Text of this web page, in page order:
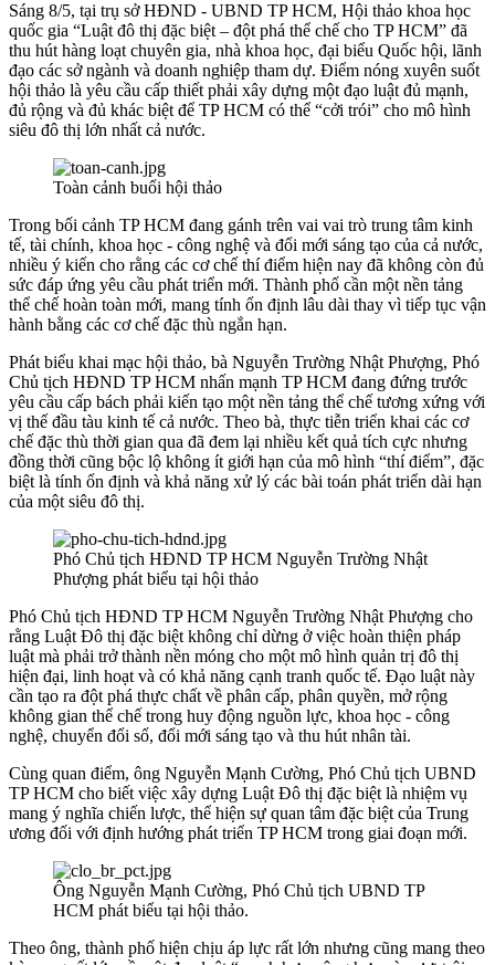
Sáng 8/5, tại trụ sở HĐND - UBND TP HCM, Hội thảo khoa học
quốc gia “Luật đô thị đặc biệt – đột phá thể chế cho TP HCM” đã
thu hút hàng loạt chuyên gia, nhà khoa học, đại biểu Quốc hội, lãnh
đạo các sở ngành và doanh nghiệp tham dự. Điểm nóng xuyên suốt
hội thảo là yêu cầu cấp thiết phải xây dựng một đạo luật đủ mạnh,
đủ rộng và đủ khác biệt để TP HCM có thể “cởi trói” cho mô hình
siêu đô thị lớn nhất cả nước.
Toàn cảnh buổi hội thảo
Trong bối cảnh TP HCM đang gánh trên vai vai trò trung tâm kinh
tế, tài chính, khoa học - công nghệ và đổi mới sáng tạo của cả nước,
nhiều ý kiến cho rằng các cơ chế thí điểm hiện nay đã không còn đủ
sức đáp ứng yêu cầu phát triển mới. Thành phố cần một nền tảng
thể chế hoàn toàn mới, mang tính ổn định lâu dài thay vì tiếp tục vận
hành bằng các cơ chế đặc thù ngắn hạn.
Phát biểu khai mạc hội thảo, bà Nguyễn Trường Nhật Phượng, Phó
Chủ tịch HĐND TP HCM nhấn mạnh TP HCM đang đứng trước
yêu cầu cấp bách phải kiến tạo một nền tảng thể chế tương xứng với
vị thế đầu tàu kinh tế cả nước. Theo bà, thực tiễn triển khai các cơ
chế đặc thù thời gian qua đã đem lại nhiều kết quả tích cực nhưng
đồng thời cũng bộc lộ không ít giới hạn của mô hình “thí điểm”, đặc
biệt là tính ổn định và khả năng xử lý các bài toán phát triển dài hạn
của một siêu đô thị.
Phó Chủ tịch HĐND TP HCM Nguyễn Trường Nhật
Phượng phát biểu tại hội thảo
Phó Chủ tịch HĐND TP HCM Nguyễn Trường Nhật Phượng cho
rằng Luật Đô thị đặc biệt không chỉ dừng ở việc hoàn thiện pháp
luật mà phải trở thành nền móng cho một mô hình quản trị đô thị
hiện đại, linh hoạt và có khả năng cạnh tranh quốc tế. Đạo luật này
cần tạo ra đột phá thực chất về phân cấp, phân quyền, mở rộng
không gian thể chế trong huy động nguồn lực, khoa học - công
nghệ, chuyển đổi số, đổi mới sáng tạo và thu hút nhân tài.
Cùng quan điểm, ông Nguyễn Mạnh Cường, Phó Chủ tịch UBND
TP HCM cho biết việc xây dựng Luật Đô thị đặc biệt là nhiệm vụ
mang ý nghĩa chiến lược, thể hiện sự quan tâm đặc biệt của Trung
ương đối với định hướng phát triển TP HCM trong giai đoạn mới.
Ông Nguyễn Mạnh Cường, Phó Chủ tịch UBND TP
HCM phát biểu tại hội thảo.
Theo ông, thành phố hiện chịu áp lực rất lớn nhưng cũng mang theo